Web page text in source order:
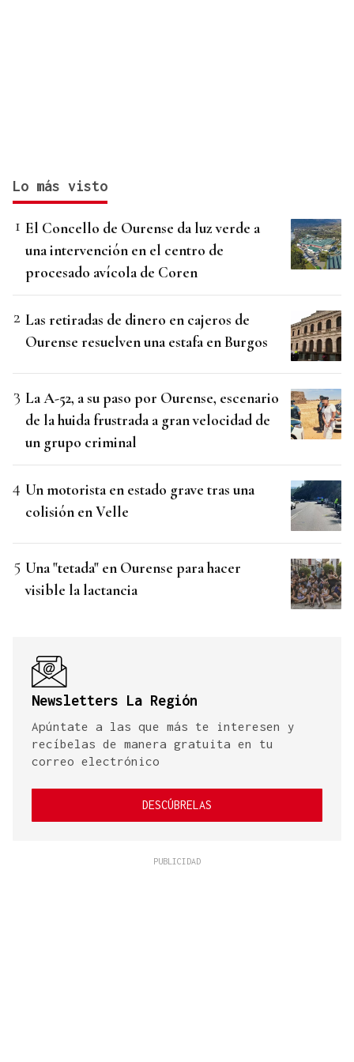
Lo más visto
El Concello de Ourense da luz verde a
una intervención en el centro de
procesado avícola de Coren
Las retiradas de dinero en cajeros de
Ourense resuelven una estafa en Burgos
La A-52, a su paso por Ourense, escenario
de la huida frustrada a gran velocidad de
un grupo criminal
Un motorista en estado grave tras una
colisión en Velle
Una "tetada" en Ourense para hacer
visible la lactancia
Newsletters La Región
Apúntate a las que más te interesen y
recíbelas de manera gratuita en tu
correo electrónico
DESCÚBRELAS